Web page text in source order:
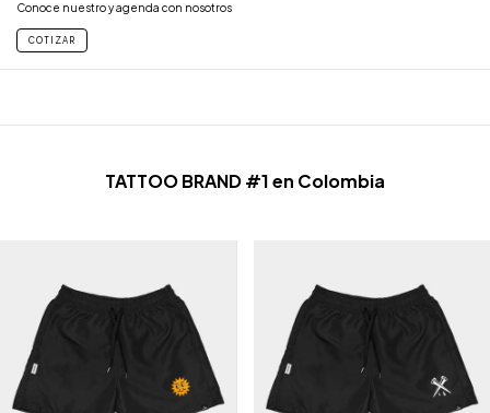
Conoce nuestro y agenda con nosotros
COTIZAR
TATTOO BRAND #1 en Colombia